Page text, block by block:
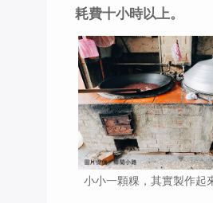
耗費十小時以上。
小小一顆粿，其實製作起